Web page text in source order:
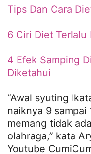
Tips Dan Cara
6 Ciri Diet Terlalu
4 Efek Samping
Diketahui
“Awal syuting
naiknya 9 sampai
memang tidak
olahraga,” kata
Youtube